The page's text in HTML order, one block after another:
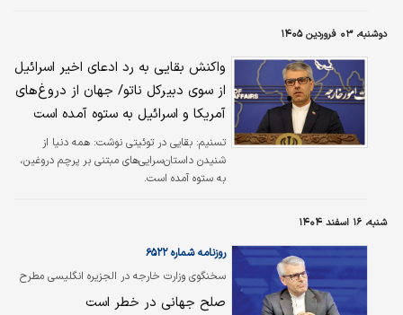
دوشنبه، ۰۳ فروردین ۱۴۰۵
واکنش بقایی به رد ادعای اخیر اسرائیل
از سوی دبیرکل ناتو/ جهان از دروغ‌های
آمریکا و اسرائیل به ستوه آمده است
تسنیم: بقایی در توئیتی نوشت: همه دنیا از
شنیدن داستان‌سرایی‌های مبتنی بر پرچم دروغین،
به ستوه آمده است.
شنبه، ۱۶ اسفند ۱۴۰۴
سخنگوی وزارت خارجه در الجزیره انگلیسی مطرح
کرد؛
روزنامه شماره ۶۵۲۲
صلح جهانی در خطر است